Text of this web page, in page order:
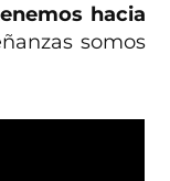
hacia
somos